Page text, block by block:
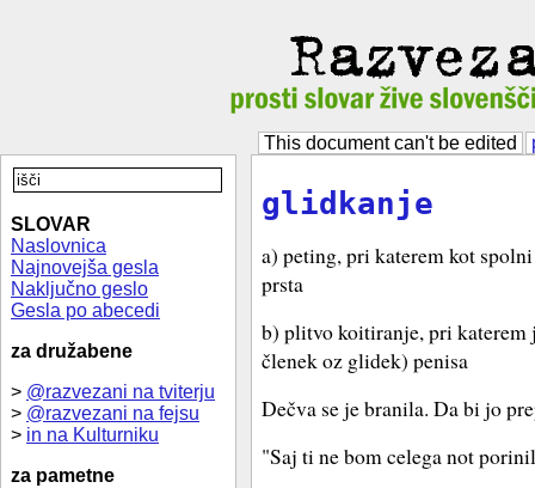
This document can't be edited
SLOVAR
Naslovnica
Najnovejša gesla
Naključno geslo
Gesla po abecedi
za družabene
> @razvezani na tviterju
> @razvezani na fejsu
> in na Kulturniku
za pametne
glidkanje
a) peting, pri katerem kot
prsta
b) plitvo koitiranje, pri katerem
členek oz glidek) penisa
Dečva se je branila. Da bi jo
"Saj ti ne bom celega not